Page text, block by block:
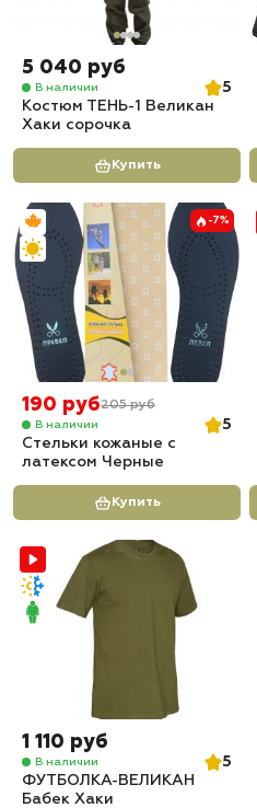
5 040 руб
В наличии
5
Костюм ТЕНЬ-1 Великан
Хаки сорочка
Купить
-7%
190 руб205 руб
В наличии
5
Стельки кожаные с
латексом Черные
Купить
1 110 руб
В наличии
5
ФУТБОЛКА-ВЕЛИКАН
Бабек Хаки